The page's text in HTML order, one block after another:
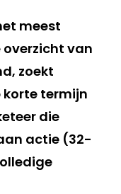
meest
van
zoekt
korte termijn
die
actie (32-